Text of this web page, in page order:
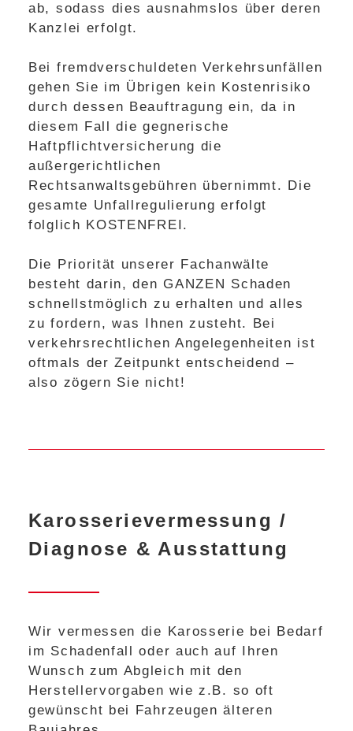
ab, sodass dies ausnahmslos über deren
Kanzlei erfolgt.
Bei fremdverschuldeten Verkehrsunfällen
gehen Sie im Übrigen kein Kostenrisiko
durch dessen Beauftragung ein, da in
diesem Fall die gegnerische
Haftpflichtversicherung die
außergerichtlichen
Rechtsanwaltsgebühren übernimmt. Die
gesamte Unfallregulierung erfolgt
folglich KOSTENFREI.
Die Priorität unserer Fachanwälte
besteht darin, den GANZEN Schaden
schnellstmöglich zu erhalten und alles
zu fordern, was Ihnen zusteht. Bei
verkehrsrechtlichen Angelegenheiten ist
oftmals der Zeitpunkt entscheidend –
also zögern Sie nicht!
Karosserievermessung /
Diagnose & Ausstattung
Wir vermessen die Karosserie bei Bedarf
im Schadenfall oder auch auf Ihren
Wunsch zum Abgleich mit den
Herstellervorgaben wie z.B. so oft
gewünscht bei Fahrzeugen älteren